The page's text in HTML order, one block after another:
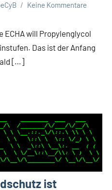
Keine Kommentare
ECHA will Propylenglycol
Das ist der Anfang
[…]
ist